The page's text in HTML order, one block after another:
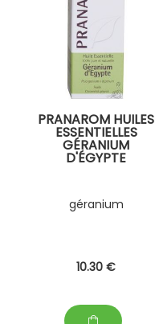
PRANAROM HUILES
ESSENTIELLES
GÉRANIUM
D'ÉGYPTE
géranium
10.30 €